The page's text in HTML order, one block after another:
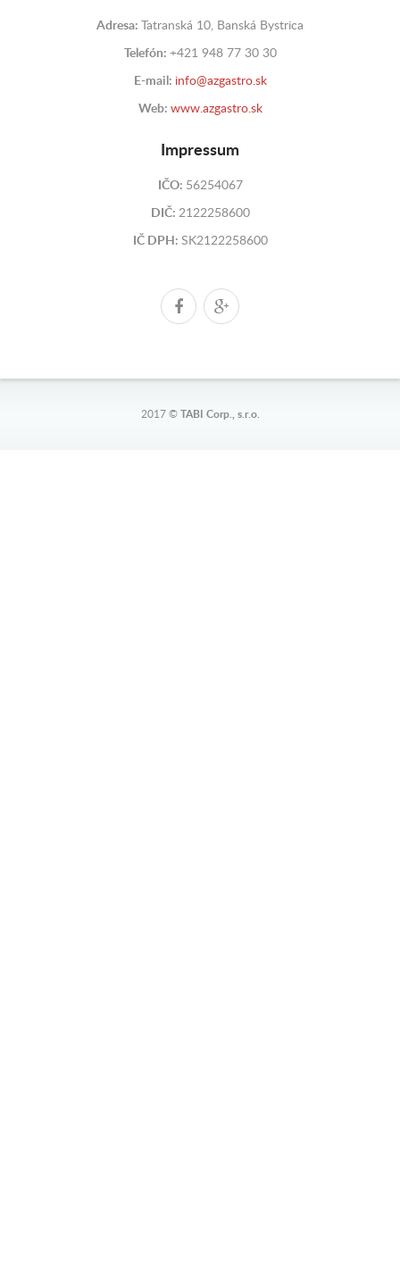
Adresa: Tatranská 10, Banská Bystrica
Telefón: +421 948 77 30 30
E-mail: info@azgastro.sk
Web: www.azgastro.sk
Impressum
IČO: 56254067
DIČ: 2122258600
IČ DPH: SK2122258600
2017 © TABI Corp., s.r.o.